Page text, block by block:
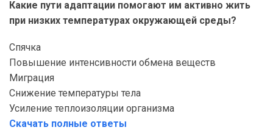
Какие пути адаптации помогают им активно жить
при низких температурах окружающей среды?
Спячка
Повышение интенсивности обмена веществ
Миграция
Снижение температуры тела
Усиление теплоизоляции организма
Скачать полные ответы